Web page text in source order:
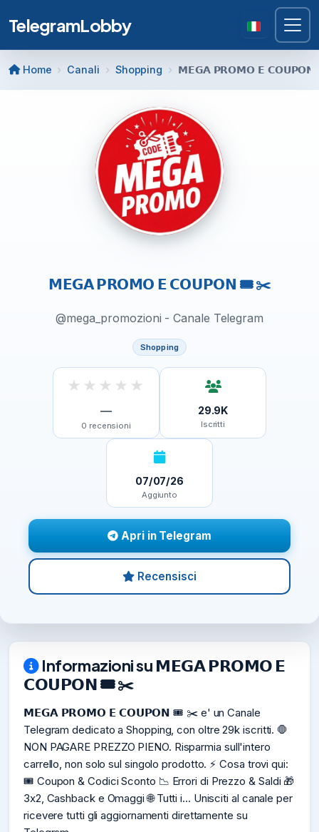
TelegramLobby
Home Canali Shopping 𝗠𝗘𝗚𝗔 𝗣𝗥𝗢𝗠𝗢 𝗘
𝗠𝗘𝗚𝗔 𝗣𝗥𝗢𝗠𝗢 𝗘 𝗖𝗢𝗨𝗣𝗢𝗡 🎟️ ✂️
@mega_promozioni - Canale Telegram
Shopping
★ ★ ★ ★ ★
—
0 recensioni
29.9K
Iscritti
07/07/26
Aggiunto
Apri in Telegram
Recensisci
Informazioni su 𝗠𝗘𝗚𝗔 𝗣𝗥𝗢𝗠𝗢 𝗘
𝗖𝗢𝗨𝗣𝗢𝗡 🎟️ ✂️
𝗠𝗘𝗚𝗔 𝗣𝗥𝗢𝗠𝗢 𝗘 𝗖𝗢𝗨𝗣𝗢𝗡 🎟️ ✂️ e' un Canale
Telegram dedicato a Shopping, con oltre 29k iscritti. 🛑
NON PAGARE PREZZO PIENO. Risparmia sull'intero
carrello, non solo sul singolo prodotto. ⚡️ Cosa trovi qui:
🎟 Coupon & Codici Sconto 📉 Errori di Prezzo & Saldi 🎁
3x2, Cashback e Omaggi 🌐 Tutti i... Unisciti al canale per
ricevere tutti gli aggiornamenti direttamente su